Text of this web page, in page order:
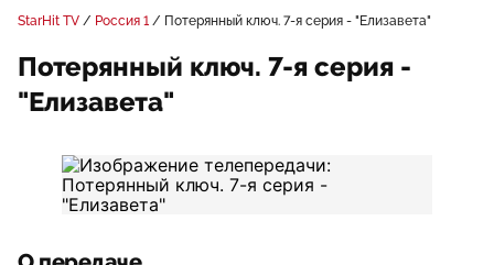
StarHit TV Россия 1 Потерянный ключ. 7-я серия - "Елизавета"
Потерянный ключ. 7-я серия -
"Елизавета"